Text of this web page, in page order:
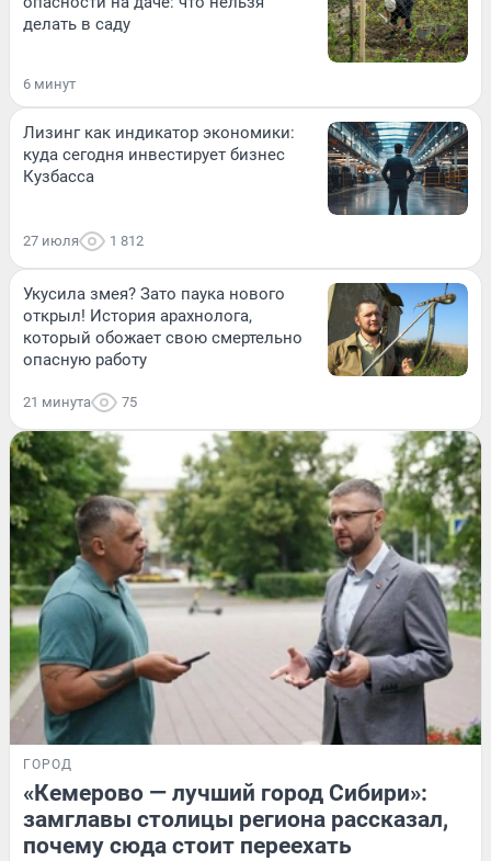
делать в саду
6 минут
Лизинг как индикатор экономики:
куда сегодня инвестирует бизнес
Кузбасса
27 июля 1 812
Укусила змея? Зато паука нового
открыл! История арахнолога,
который обожает свою смертельно
опасную работу
21 минута 75
ГОРОД
«Кемерово — лучший город Сибири»:
замглавы столицы региона рассказал,
почему сюда стоит переехать